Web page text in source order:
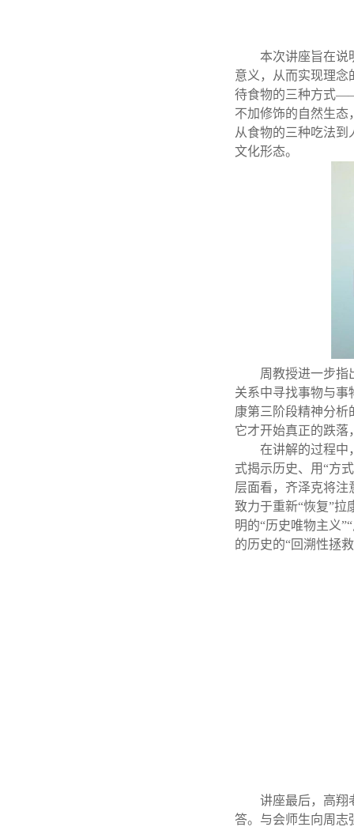
本次讲座旨在说
意义，从而实现理念
待食物的三种方式
不加修饰的自然生态
从食物的三种吃法
文化形态。
周教授进一步指
关系中寻找事物与
康第三阶段精神分析
它才开始真正的跌落
在讲解的过程中
式揭示历史、用“方
层面看，齐泽克将注
致力于重新“恢复”拉
明的“历史唯物主义
的历史的“回溯性拯
讲座最后，高翔
答。与会师生向周志